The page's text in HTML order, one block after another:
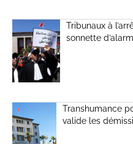
Tribunaux à
sonnette
Transhumance
valide les